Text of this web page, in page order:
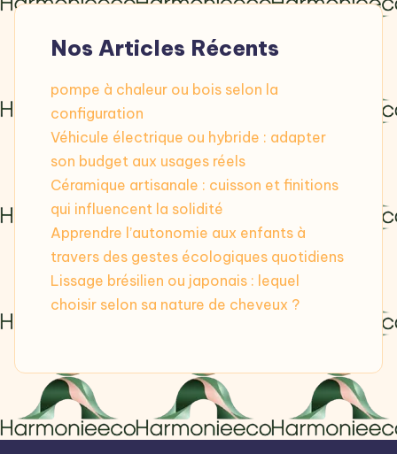
Nos Articles Récents
pompe à chaleur ou bois selon la
configuration
Véhicule électrique ou hybride : adapter
son budget aux usages réels
Céramique artisanale : cuisson et finitions
qui influencent la solidité
Apprendre l’autonomie aux enfants à
travers des gestes écologiques quotidiens
Lissage brésilien ou japonais : lequel
choisir selon sa nature de cheveux ?